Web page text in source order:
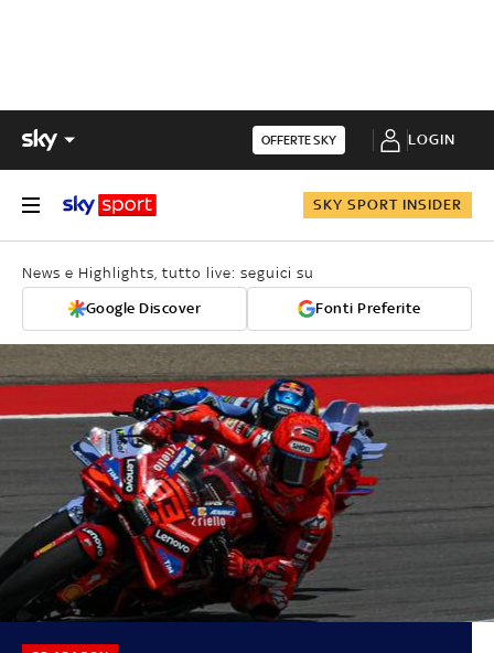
OFFERTE SKY LOGIN
SKY SPORT INSIDER
News e Highlights, tutto live: seguici su
Google Discover Fonti Preferite